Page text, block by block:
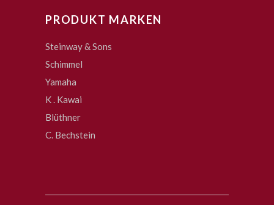
PRODUKT MARKEN
Steinway & Sons
Schimmel
Yamaha
K . Kawai
Blüthner
C. Bechstein